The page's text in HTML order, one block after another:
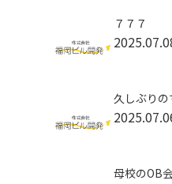
７７７
久しぶりの
母校のOB